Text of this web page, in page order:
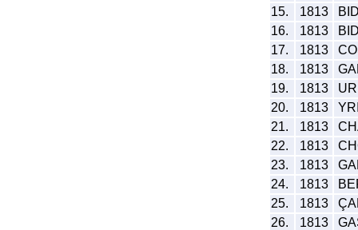
15.
1813
16.
1813
17.
1813
18.
1813
19.
1813
20.
1813
21.
1813
22.
1813
23.
1813
24.
1813
25.
1813
26.
1813